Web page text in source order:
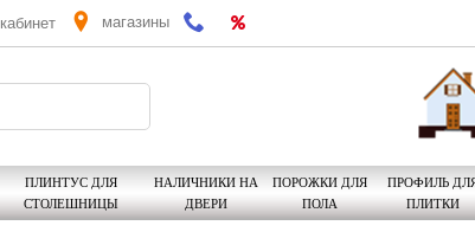
кабинет магазины
ПЛИНТУС ДЛЯ
СТОЛЕШНИЦЫ
НАЛИЧНИКИ НА
ДВЕРИ
ПОРОЖКИ ДЛЯ
ПОЛА
ПРОФИЛЬ
ПЛИТКИ